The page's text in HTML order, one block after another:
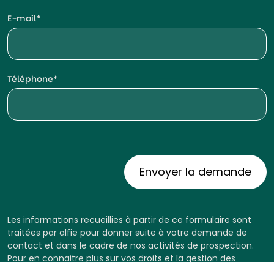
E-mail
Téléphone
Les informations recueillies à partir de ce formulaire sont
traitées par alfie pour donner suite à votre demande de
contact et dans le cadre de nos activités de prospection.
Pour en connaitre plus sur vos droits et la gestion des